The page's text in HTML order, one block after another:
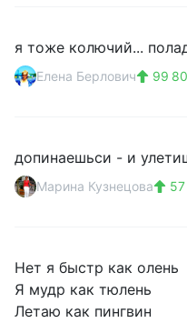
я тоже колючий...
Елена Берлович 99
допинаешьси - и
Марина Кузнецова
Нет я быстр как олень
Я мудр как тюлень
Летаю как пингвин